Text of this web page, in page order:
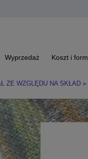
Wyprzedaż Koszt i
ZE WZGLĘDU NA SKŁAD »